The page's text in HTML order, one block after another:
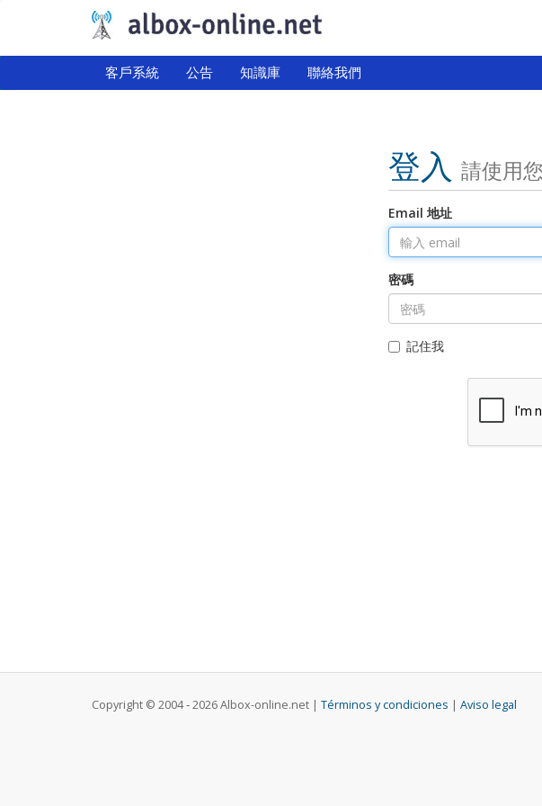
客戶系統 公告 知識庫 聯絡我們
登入 請使用
Email 地址
密碼
記住我
Copyright © 2004 ‐ 2026 Albox-online.net | Términos y condiciones | Aviso legal